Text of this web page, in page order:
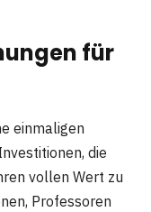
für
einmaligen
die
vollen Wert zu
Professoren